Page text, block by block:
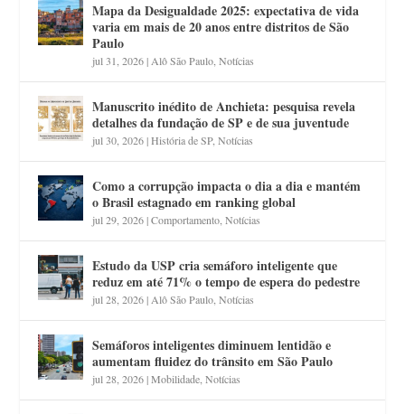
Mapa da Desigualdade 2025: expectativa de vida
varia em mais de 20 anos entre distritos de São
Paulo
jul 31, 2026|Alô São Paulo,Notícias
Manuscrito inédito de Anchieta: pesquisa revela
detalhes da fundação de SP e de sua juventude
jul 30, 2026|História de SP,Notícias
Como a corrupção impacta o dia a dia e mantém
o Brasil estagnado em ranking global
jul 29, 2026|Comportamento,Notícias
Estudo da USP cria semáforo inteligente que
reduz em até 71% o tempo de espera do pedestre
jul 28, 2026|Alô São Paulo,Notícias
Semáforos inteligentes diminuem lentidão e
aumentam fluidez do trânsito em São Paulo
jul 28, 2026|Mobilidade,Notícias